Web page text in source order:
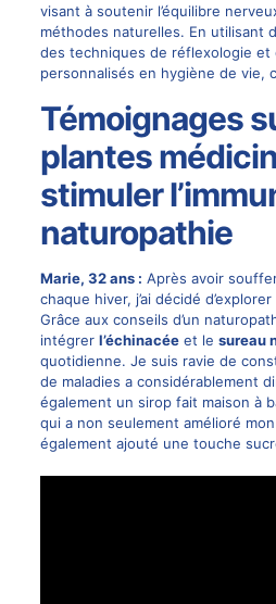
visant à soutenir l’équilibre
méthodes naturelles. En utilisant
des techniques de réflexologie et
personnalisés en hygiène de vie,
Témoignages
plantes
stimuler
naturopathie
Marie, 32 ans : Après avoir
chaque hiver, j’ai décidé
Grâce aux conseils d’un
intégrer l’échinacéeet le sureau
quotidienne. Je suis ravie de
de maladies a considérablement
également un sirop fait maison à
qui a non seulement amélioré
également ajouté une touche